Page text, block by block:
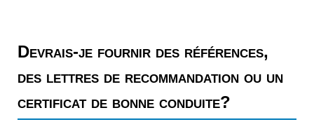
Devrais-je fournir des références,
des lettres de recommandation ou un
certificat de bonne conduite?